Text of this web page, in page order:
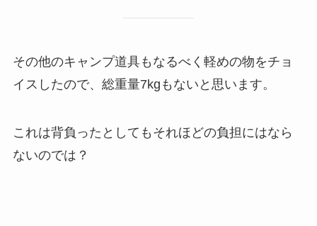
その他のキャンプ道具もなるべく軽めの物をチョ
イスしたので、総重量7kgもないと思います。
これは背負ったとしてもそれほどの負担にはなら
ないのでは？